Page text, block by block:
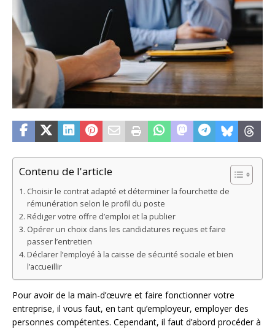
Contenu de l'article
Choisir le contrat adapté et déterminer la fourchette de
rémunération selon le profil du poste
Rédiger votre offre d’emploi et la publier
Opérer un choix dans les candidatures reçues et faire
passer l’entretien
Déclarer l’employé à la caisse de sécurité sociale et bien
l’accueillir
Pour avoir de la main-d’œuvre et faire fonctionner votre
entreprise, il vous faut, en tant qu’employeur, employer des
personnes compétentes. Cependant, il faut d’abord procéder à